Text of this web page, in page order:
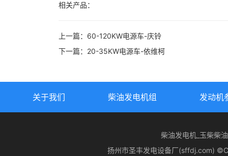
相关产品：
上一篇： 60-120KW电源车-庆铃
下一篇： 20-35KW电源车-依维柯
关于我们 柴油发电机组 发动机
柴油发电机_玉柴柴
扬州市圣丰发电设备厂(sffdj.com)